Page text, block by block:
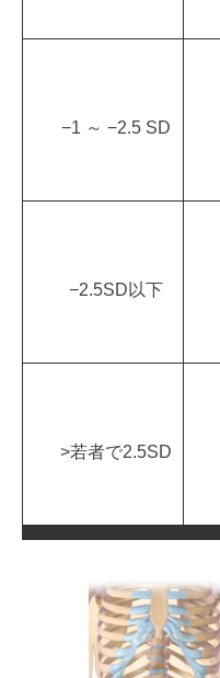
−1 ～ −2.5 SD
−2.5SD以下
>若者で2.5SD